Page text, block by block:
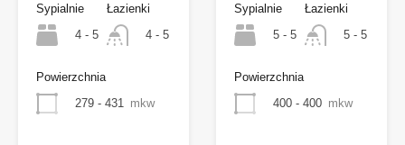
Sypialnie
4 - 5
Łazienki
4 - 5
Powierzchnia
279 - 431 mkw
Sypialnie
5 - 5
Łazienki
5 - 5
Powierzchnia
400 - 400 mkw